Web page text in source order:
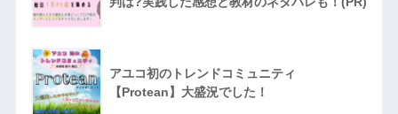
アユコ初のトレンドコミュニティ
【Protean】大盛況でした！